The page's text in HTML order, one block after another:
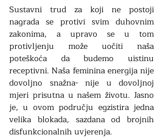
Sustavni trud za koji ne postoji
nagrada se protivi svim duhovnim
zakonima, a upravo se u tom
protivljenju može uočiti naša
poteškoća da budemo uistinu
receptivni. Naša feminina energija nije
dovoljno snažna- nije u dovoljnoj
mjeri prisutna u našem životu. Jasno
je, u ovom području egzistira jedna
velika blokada, sazdana od brojnih
disfunkcionalnih uvjerenja.